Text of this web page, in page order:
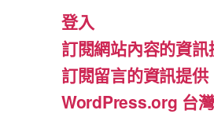
o
o
k
m b
e
登入
訂閱網站內容的資訊
訂閱留言的資訊提供
WordPress.org 台